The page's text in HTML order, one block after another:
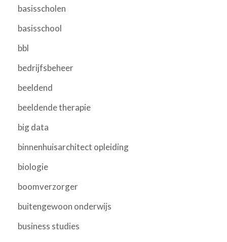
basisscholen
basisschool
bbl
bedrijfsbeheer
beeldend
beeldende therapie
big data
binnenhuisarchitect opleiding
biologie
boomverzorger
buitengewoon onderwijs
business studies